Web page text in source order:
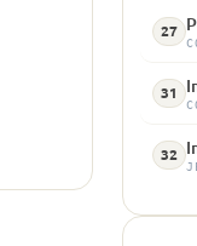
27
31
32